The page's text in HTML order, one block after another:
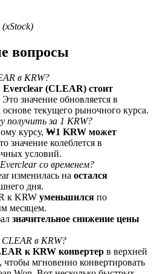
получить денежные
вопросы
в KRW?
Everclear (CLEAR) стоит
Это значение обновляется в
текущего рыночного курса.
получить за 1 KRW?
курсу, ₩1 KRW может
значение колеблется в
условий.
со временем?
изменилась на остался
дня.
к KRW уменьшился по
месяцем.
значительное снижение цены
в KRW?
к KRW конвертер в верхней
чтобы мгновенно конвертировать